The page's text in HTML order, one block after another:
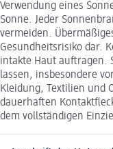
Verwendung eines
Sonne. Jeder
vermeiden.
Gesundheitsrisiko dar.
intakte Haut auftragen.
lassen, insbesondere
Kleidung, Textilien und
dauerhaften
dem vollständigen